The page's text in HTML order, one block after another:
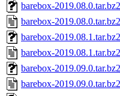
barebox-2019.08.0.tar.bz2
barebox-
barebox-2019.08.1.tar.bz2
barebox-
barebox-2019.09.0.tar.bz2
barebox-